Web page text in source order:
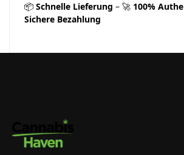
📦 Schnelle Lieferung – 🚀 100%
Sichere Bezahlung